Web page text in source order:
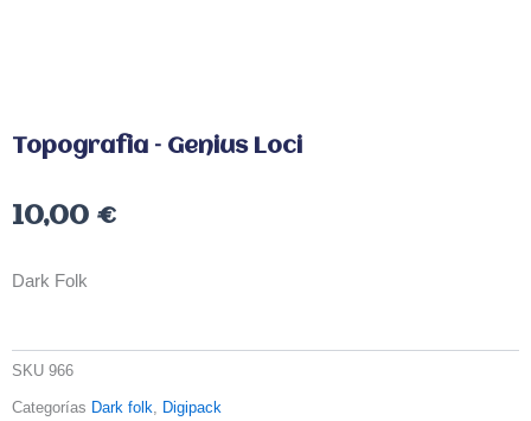
Topografia – Genius Loci
10,00 €
Dark Folk
SKU 966
Categorías Dark folk, Digipack